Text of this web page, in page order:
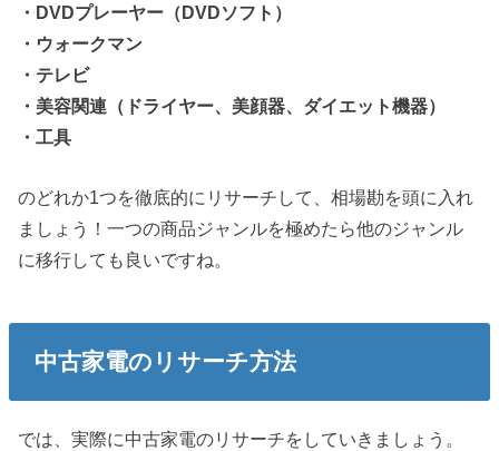
・DVDプレーヤー（DVDソフト）
・ウォークマン
・テレビ
・美容関連（ドライヤー、美顔器、ダイエット機器）
・工具
のどれか1つを徹底的にリサーチして、相場勘を頭に入れ
ましょう！一つの商品ジャンルを極めたら他のジャンル
に移行しても良いですね。
中古家電のリサーチ方法
では、実際に中古家電のリサーチをしていきましょう。